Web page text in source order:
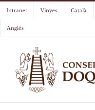
to
content
Intranet Vinyes Català
Anglès